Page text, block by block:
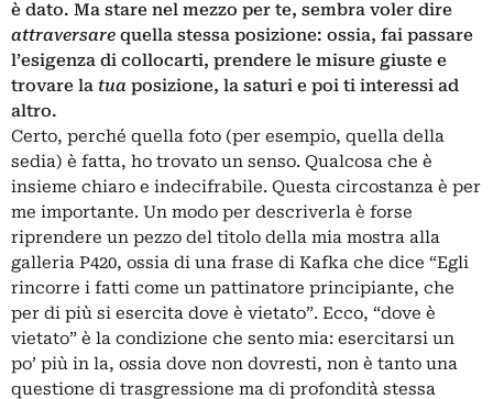
è dato. Ma stare nel mezzo per te, sembra voler dire
attraversare quella stessa posizione: ossia, fai passare
l’esigenza di collocarti, prendere le misure giuste e
trovare la tua posizione, la saturi e poi ti interessi ad
altro.
Certo, perché quella foto (per esempio, quella della
sedia) è fatta, ho trovato un senso. Qualcosa che è
insieme chiaro e indecifrabile. Questa circostanza è per
me importante. Un modo per descriverla è forse
riprendere un pezzo del titolo della mia mostra alla
galleria P420, ossia di una frase di Kafka che dice “Egli
rincorre i fatti come un pattinatore principiante, che
per di più si esercita dove è vietato”. Ecco, “dove è
vietato” è la condizione che sento mia: esercitarsi un
po’ più in la, ossia dove non dovresti, non è tanto una
questione di trasgressione ma di profondità stessa